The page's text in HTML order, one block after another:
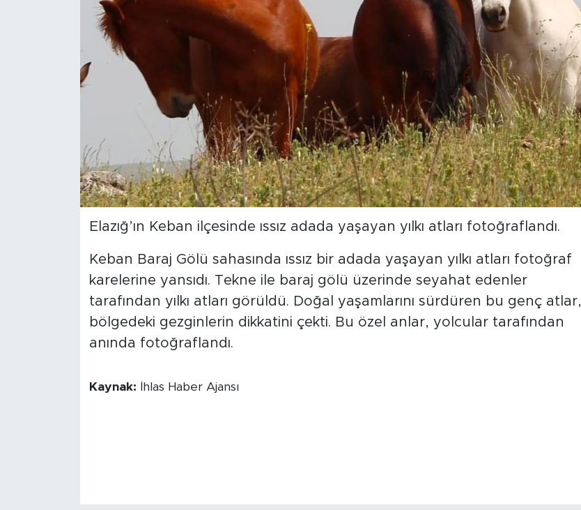
Elazığ’ın Keban ilçesinde ıssız adada yaşayan yılkı atları fotoğraflandı.
Keban Baraj Gölü sahasında ıssız bir adada yaşayan yılkı atları fotoğraf
karelerine yansıdı. Tekne ile baraj gölü üzerinde seyahat edenler
tarafından yılkı atları görüldü. Doğal yaşamlarını sürdüren bu genç atlar,
bölgedeki gezginlerin dikkatini çekti. Bu özel anlar, yolcular tarafından
anında fotoğraflandı.
Kaynak: İhlas Haber Ajansı
Ekonomi
Hava Durumu
Bingöl Kaza Haberleri